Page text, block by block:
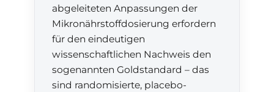
abgeleiteten Anpassungen der
Mikronährstoffdosierung erfordern
für den eindeutigen
wissenschaftlichen Nachweis den
sogenannten Goldstandard – das
sind randomisierte, placebo-